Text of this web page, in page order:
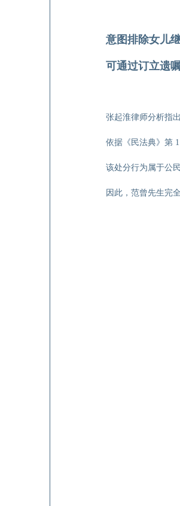
意图排除女儿
可通过订立遗
张起淮律师分析指
依据《民法典》第
该处分行为属于公
因此，范曾先生完